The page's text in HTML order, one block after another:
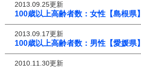
2013.09.25更新
100歳以上高齢者数：女性【島根県】
2013.09.17更新
100歳以上高齢者数：男性【愛媛県】
2010.11.30更新